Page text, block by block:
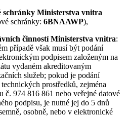
schránky Ministerstva vnitra
schránky: 6BNAAWP),
činností Ministerstva vnitra:
případě však musí být podání
podpisem založeným na
vydaném akreditovaným
služeb; pokud je podání
prostředků, zejména
č. 974 816 861 nebo veřejné datové
podpisu, je nutné jej do 5 dnů
osobně, nebo v elektronické